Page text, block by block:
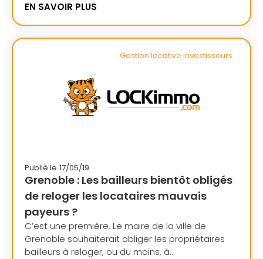
EN SAVOIR PLUS
Gestion locative investisseurs
Publié le 17/05/19
Grenoble : Les bailleurs bientôt obligés
de reloger les locataires mauvais
payeurs ?
C’est une première. Le maire de la ville de
Grenoble souhaiterait obliger les propriétaires
bailleurs à reloger, ou du moins, à...